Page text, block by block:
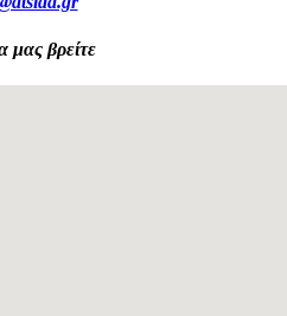
μας βρείτε